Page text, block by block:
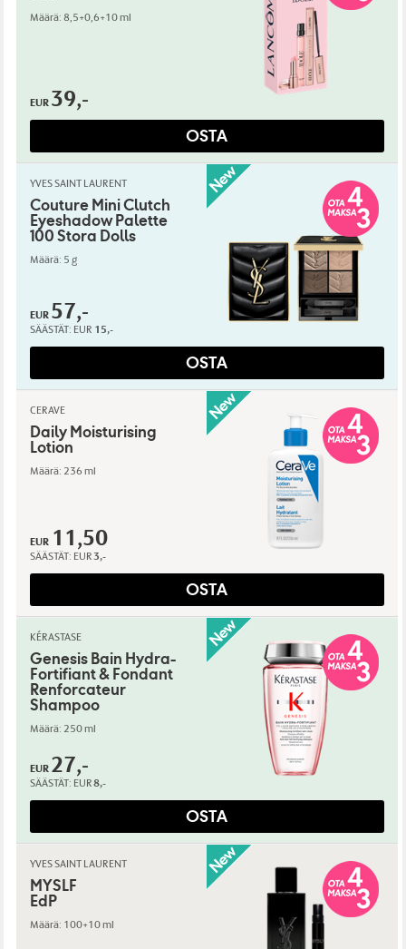
Määrä: 8,5+0,6+10 ml
EUR 39,-
OSTA
YVES SAINT LAURENT
Couture Mini Clutch
Eyeshadow Palette
100 Stora Dolls
Määrä: 5 g
EUR 57,-
SÄÄSTÄT: EUR 15,-
OSTA
CERAVE
Daily Moisturising
Lotion
Määrä: 236 ml
EUR 11,50
SÄÄSTÄT: EUR3,-
OSTA
KÉRASTASE
Genesis Bain Hydra-
Fortifiant & Fondant
Renforcateur
Shampoo
Määrä: 250 ml
EUR 27,-
SÄÄSTÄT: EUR8,-
OSTA
YVES SAINT LAURENT
MYSLF
EdP
Määrä: 100+10 ml